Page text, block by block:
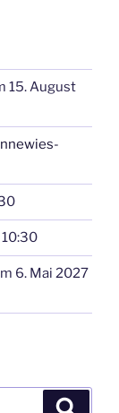
15. August
10:30
6. Mai 2027